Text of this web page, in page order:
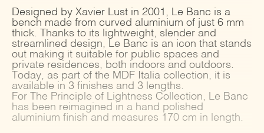
Designed by Xavier Lust in 2001, Le Banc is a
bench made from curved aluminium of just 6 mm
thick. Thanks to its lightweight, slender and
streamlined design, Le Banc is an icon that stands
out making it suitable for public spaces and
private residences, both indoors and outdoors.
Today, as part of the MDF Italia collection, it is
available in 3 finishes and 3 lengths.
For The Principle of Lightness Collection, Le Banc
has been reimagined in a hand polished
aluminium finish and measures 170 cm in length.